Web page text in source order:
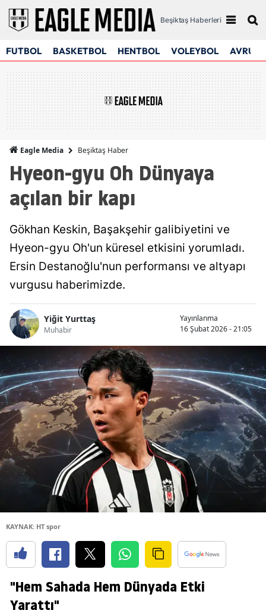
Beşiktaş Haberleri
FUTBOL BASKETBOL HENTBOL VOLEYBOL
Eagle Media Beşiktaş Haber
Hyeon-gyu Oh Dünyaya
açılan bir kapı
Gökhan Keskin, Başakşehir galibiyetini ve
Hyeon-gyu Oh'un küresel etkisini yorumladı.
Ersin Destanoğlu'nun performansı ve altyapı
vurgusu haberimizde.
Yiğit Yurttaş
Muhabir
Yayınlanma
16 Şubat 2026 - 21:05
KAYNAK: HT spor
"Hem Sahada Hem Dünyada Etki
Yarattı"